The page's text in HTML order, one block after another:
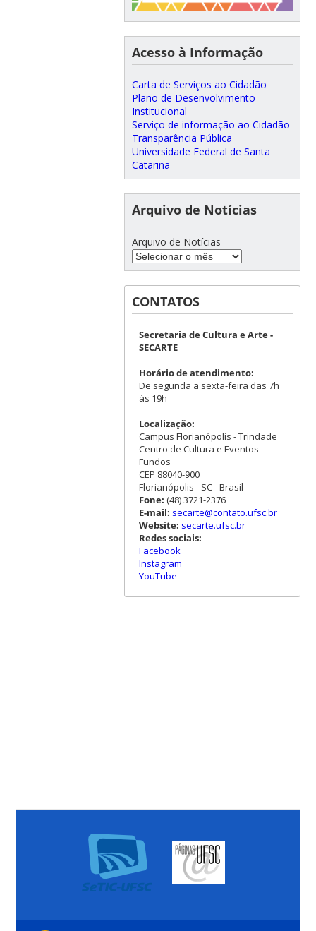
Acesso à Informação
Carta de Serviços ao Cidadão
Plano de Desenvolvimento
Institucional
Serviço de informação ao Cidadão
Transparência Pública
Universidade Federal de Santa
Catarina
Arquivo de Notícias
Arquivo de Notícias
CONTATOS
Secretaria de Cultura e Arte -
SECARTE
Horário de atendimento:
De segunda a sexta-feira das 7h
às 19h
Localização:
Campus Florianópolis - Trindade
Centro de Cultura e Eventos -
Fundos
CEP 88040-900
Florianópolis - SC - Brasil
Fone: (48) 3721-2376
E-mail: secarte@contato.ufsc.br
Website: secarte.ufsc.br
Redes sociais:
Facebook
Instagram
YouTube